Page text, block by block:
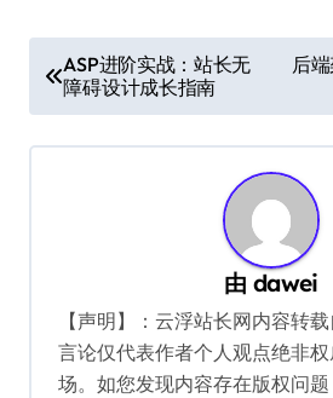
章
导
ASP进阶实战：站长无
障碍设计成长指南
后
由dawei
【声明】：云浮站长网内容转
言论仅代表作者个人观点绝非
场。如您发现内容存在版权问